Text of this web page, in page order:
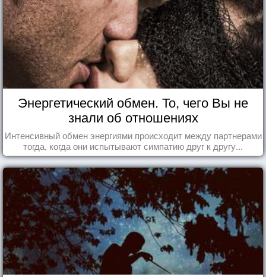
Энергетический обмен. То, чего Вы не
знали об отношениях
Интенсивный обмен энергиями происходит между партнерами
тогда, когда они испытывают симпатию друг к другу...